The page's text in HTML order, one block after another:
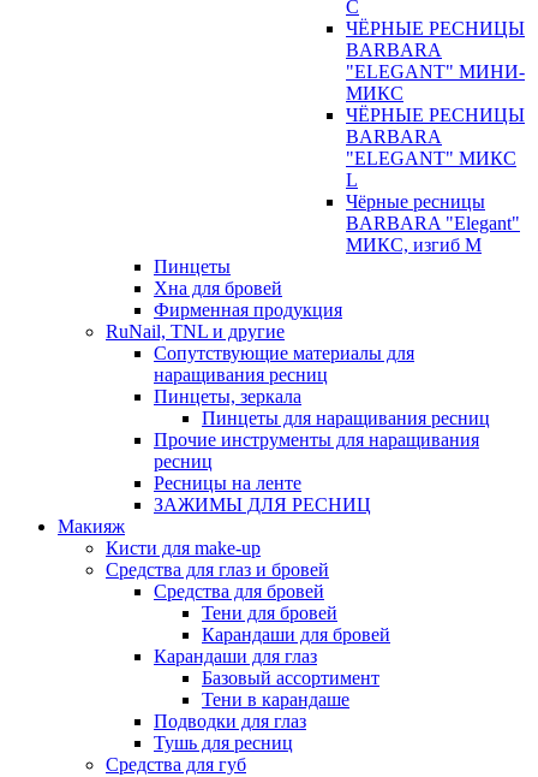
С
ЧЁРНЫЕ РЕСНИЦЫ
BARBARA
"ELEGANT" МИНИ-
МИКС
ЧЁРНЫЕ РЕСНИЦЫ
BARBARA
"ELEGANT" МИКС
L
Чёрные ресницы
BARBARA "Elegant"
МИКС, изгиб М
Пинцеты
Хна для бровей
Фирменная продукция
RuNail, TNL и другие
Сопутствующие материалы для
наращивания ресниц
Пинцеты, зеркала
Пинцеты для наращивания ресниц
Прочие инструменты для наращивания
ресниц
Ресницы на ленте
ЗАЖИМЫ ДЛЯ РЕСНИЦ
Макияж
Кисти для make-up
Средства для глаз и бровей
Средства для бровей
Тени для бровей
Карандаши для бровей
Карандаши для глаз
Базовый ассортимент
Тени в карандаше
Подводки для глаз
Тушь для ресниц
Средства для губ